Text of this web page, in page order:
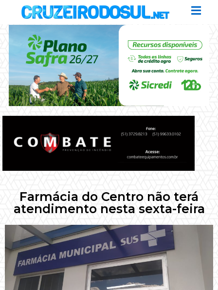
Farmácia do Centro não terá
atendimento nesta sexta-feira